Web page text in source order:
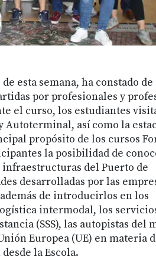
esta semana, ha constado de
por profesionales y
el curso, los estudiantes
Autoterminal, así como la
propósito de los cursos
la posibilidad de
del Puerto de
desarrolladas por las
de introducirlos en los
intermodal, los
(SSS), las autopistas del
Europea (UE) en materia
la Escola.